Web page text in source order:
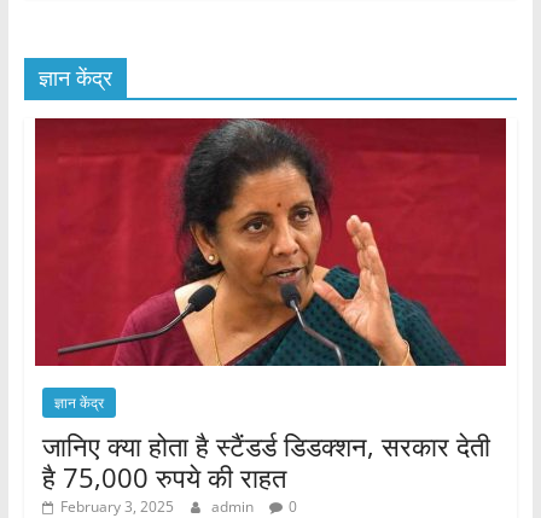
ज्ञान केंद्र
ज्ञान केंद्र
जानिए क्या होता है स्टैंडर्ड डिडक्शन, सरकार देती
है 75,000 रुपये की राहत
February 3, 2025 admin 0